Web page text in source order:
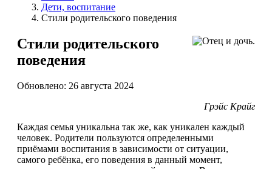
Дети, воспитание
Стили родительского поведения
Стили родительского
поведения
Обновлено: 26 августа 2024
Грэйс Крайг
Каждая семья уникальна так же, как уникален каждый
человек. Родители пользуются определенными
приёмами воспитания в зависимости от ситуации,
самого ребёнка, его поведения в данный момент,